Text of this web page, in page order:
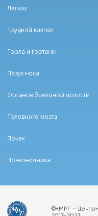
Легких
Грудной клетки
Горла и гортани
Пазух носа
Органов брюшной полости
Головного мозга
Почек
Позвоночника
©«МРТ – Центр»